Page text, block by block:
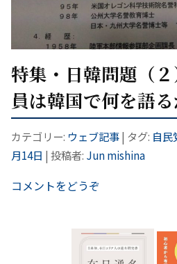
特集・日韓問題（
員は韓国で何を語る
カテゴリー: ウェブ記事| タグ: 自民
月14日 | 投稿者: Jun mishina
コメントをどうぞ